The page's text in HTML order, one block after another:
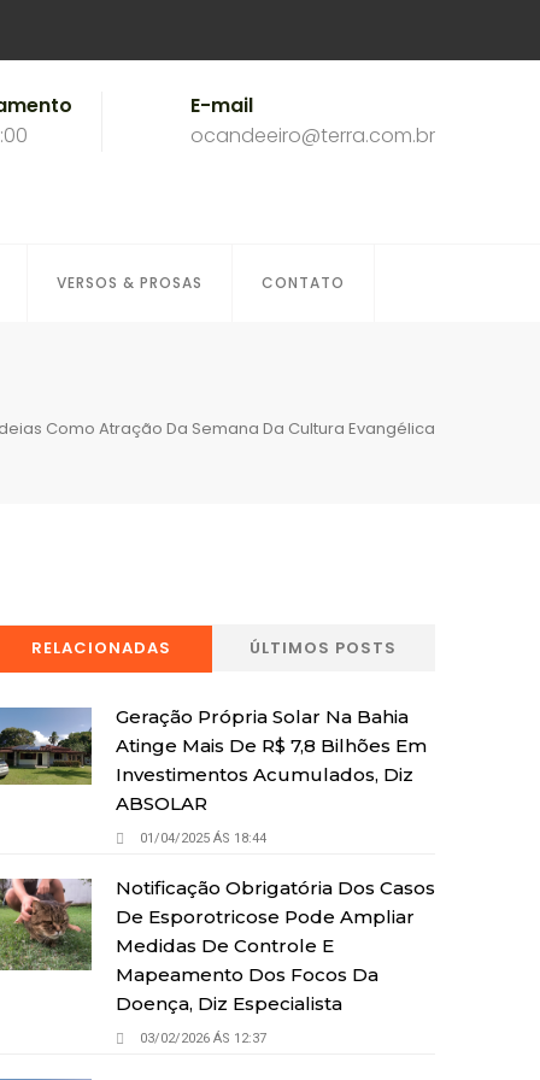
E-mail
ocandeeiro@terra.com.br
VERSOS & PROSAS CONTATO
Como Atração Da Semana Da Cultura Evangélica
RELACIONADAS ÚLTIMOS POSTS
Geração Própria Solar Na Bahia
Atinge Mais De R$ 7,8 Bilhões Em
Investimentos Acumulados, Diz
ABSOLAR
01/04/2025 ÁS 18:44
Notificação Obrigatória Dos Casos
De Esporotricose Pode Ampliar
Medidas De Controle E
Mapeamento Dos Focos Da
Doença, Diz Especialista
03/02/2026 ÁS 12:37